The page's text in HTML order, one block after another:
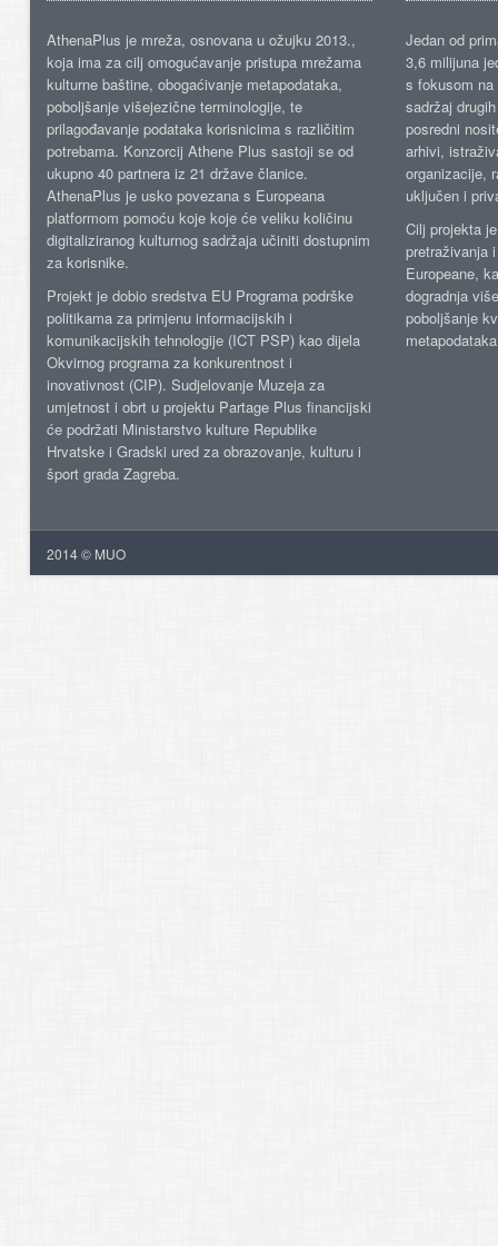
AthenaPlus je mreža, osnovana u ožujku 2013.,
koja ima za cilj omogućavanje pristupa mrežama
kulturne baštine, obogaćivanje metapodataka,
poboljšanje višejezične terminologije, te
prilagođavanje podataka korisnicima s različitim
potrebama. Konzorcij Athene Plus sastoji se od
ukupno 40 partnera iz 21 države članice.
AthenaPlus je usko povezana s Europeana
platformom pomoću koje koje će veliku količinu
digitaliziranog kulturnog sadržaja učiniti dostupnim
za korisnike.
Projekt je dobio sredstva EU Programa podrške
politikama za primjenu informacijskih i
komunikacijskih tehnologije (ICT PSP) kao dijela
Okvirnog programa za konkurentnost i
inovativnost (CIP). Sudjelovanje Muzeja za
umjetnost i obrt u projektu Partage Plus financijski
će podržati Ministarstvo kulture Republike
Hrvatske i Gradski ured za obrazovanje, kulturu i
šport grada Zagreba.
Jedan od
3,6 milijuna
s fokusom
sadržaj
posredni
arhivi,
organizacije,
uključen i
Cilj projekta
pretraživanja
Europeane,
dogradnja
poboljšanje
2014 © MUO